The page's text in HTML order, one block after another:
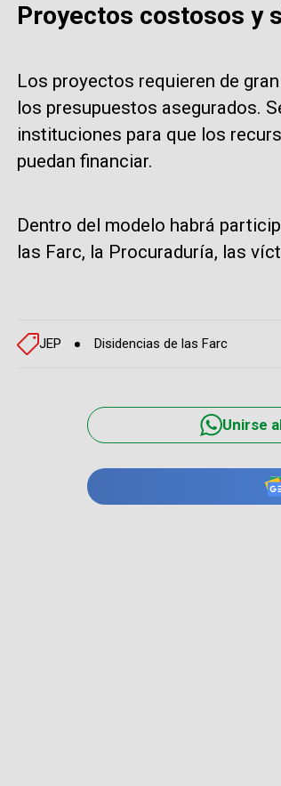
Proyectos costosos y
Los proyectos requieren de
los presupuestos asegurados.
instituciones para que los
puedan financiar.
Dentro del modelo habrá
las Farc, la Procuraduría, las
JEP Disidencias de las Farc
Unirse